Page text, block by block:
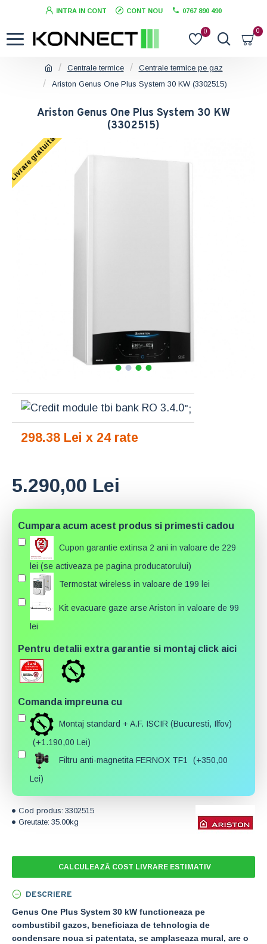
INTRA IN CONT CONT NOU 0767 890 490
0 0
Centrale termice
Centrale termice pe gaz
Ariston Genus One Plus System 30 KW (3302515)
Ariston Genus One Plus System 30 KW
(3302515)
Livrare gratuita
Cod produs: 3302515
Greutate: 35.00kg
5.290,00 Lei
Cumpara acum acest produs si primesti cadou
Cupon garantie extinsa 2 ani in valoare de 229
lei (se activeaza pe pagina producatorului)
Termostat wireless in valoare de 199 lei
Kit evacuare gaze arse Ariston in valoare de 99
lei
Pentru detalii extra garantie si montaj click aici
Comanda impreuna cu
Montaj standard + A.F. ISCIR (Bucuresti, Ilfov)
(+1.190,00 Lei)
Filtru anti-magnetita FERNOX TF1
(+350,00
Lei)
";
298.38 Lei x 24 rate
CALCULEAZĂ COST LIVRARE ESTIMATIV
DESCRIERE
Genus One Plus System 30 kW functioneaza pe
combustibil gazos, beneficiaza de tehnologia de
condensare noua si patentata, se amplaseaza mural, are o